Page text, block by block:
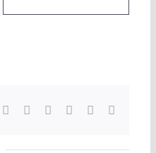
Facebook LinkedInWhatsApp
Pinterest